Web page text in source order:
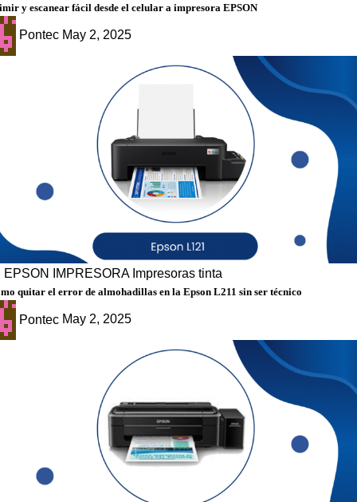
y escanear fácil desde el celular a impresora EPSON
Pontec May 2, 2025
EPSON IMPRESORA Impresoras tinta
quitar el error de almohadillas en la Epson L211 sin ser técnico
Pontec May 2, 2025